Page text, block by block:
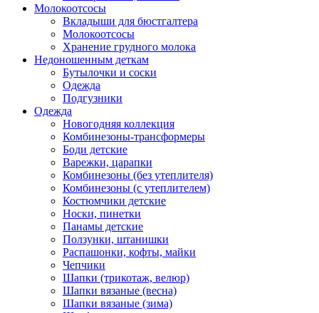
Молокоотсосы
Вкладыши для бюстгалтера
Молокоотсосы
Хранение грудного молока
Недоношенным деткам
Бутылочки и соски
Одежда
Подгузники
Одежда
Новогодняя коллекция
Комбинезоны-трансформеры
Боди детские
Варежки, царапки
Комбинезоны (без утеплителя)
Комбинезоны (с утеплителем)
Костюмчики детские
Носки, пинетки
Панамы детские
Ползунки, штанишки
Распашонки, кофты, майки
Чепчики
Шапки (трикотаж, велюр)
Шапки вязаные (весна)
Шапки вязаные (зима)